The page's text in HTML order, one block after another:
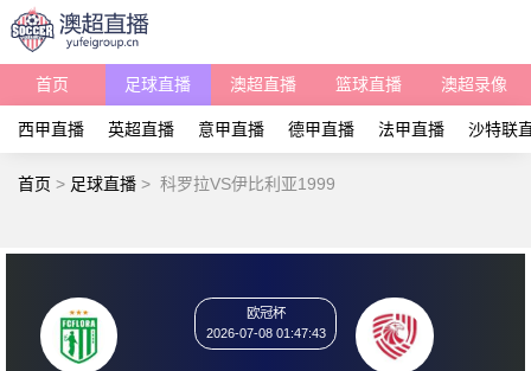
首页 足球直播 澳超直播 篮球直播 澳超录像
西甲直播 英超直播 意甲直播 德甲直播 法甲直播 沙特联
首页 > 足球直播 > 科罗拉VS伊比利亚1999